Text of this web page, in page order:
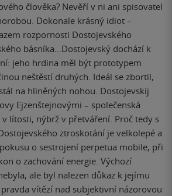
člověka? Nevěří v ni ani spisovatel
Dokonale krásný idiot –
rozpornosti Dostojevského
básníka…Dostojevský dochází k
jeho hrdina měl být prototypem
neštěstí druhých. Ideál se zbortil,
na hliněných nohou. Dostojevskij
Ejzenštejnovými – společenská
lítosti, nýbrž v přetváření. Proč tedy s
ztroskotání je velkolepé a
o sestrojení perpetua mobile, při
o zachování energie. Výchozí
ale byl nalezen důkaz k jejímu
vítězí nad subjektivní názorovou